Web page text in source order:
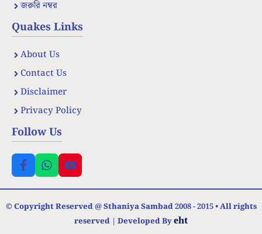
জরুরি নম্বর
Quakes Links
About Us
Contact Us
Disclaimer
Privacy Policy
Follow Us
© Copyright Reserved @ Sthaniya Sambad 2008 - 2015 • All rights
reserved | Developed Byeht